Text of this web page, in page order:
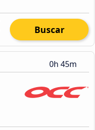
Buscar
0h 45m